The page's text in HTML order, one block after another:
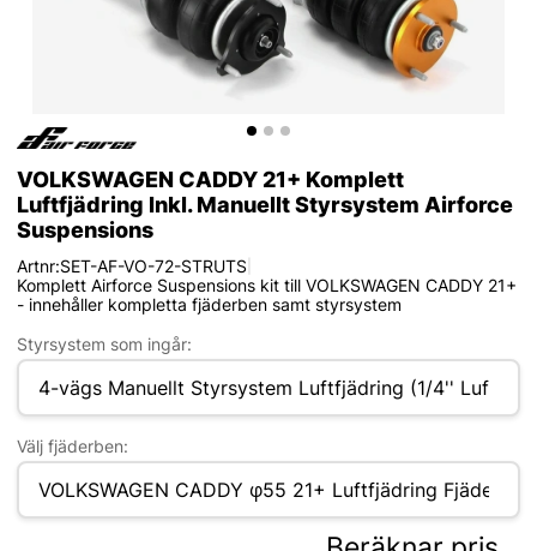
VOLKSWAGEN CADDY 21+ Komplett
Luftfjädring Inkl. Manuellt Styrsystem Airforce
Suspensions
Artnr:SET-AF-VO-72-STRUTS|
Komplett Airforce Suspensions kit till VOLKSWAGEN CADDY 21+
- innehåller kompletta fjäderben samt styrsystem
Styrsystem som ingår:
Välj fjäderben: